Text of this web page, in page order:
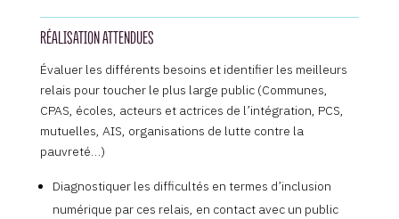
RÉALISATION ATTENDUES
Évaluer les différents besoins et identifier les meilleurs
relais pour toucher le plus large public (Communes,
CPAS, écoles, acteurs et actrices de l’intégration, PCS,
mutuelles, AIS, organisations de lutte contre la
pauvreté…)
Diagnostiquer les difficultés en termes d’inclusion
numérique par ces relais, en contact avec un public